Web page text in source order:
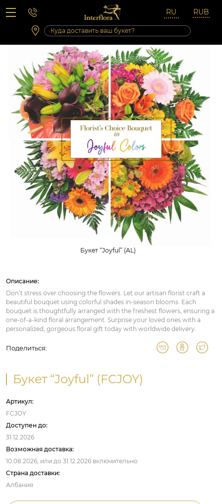
Вопросы-ответы
Сб 10:00 ‐ 14:00
Выходные и праздничные дни
Букет “Joyful” (AL)
Описание:
Don’t stress over choosing the flowers. Let our artisan florist craft a
beautiful bouquet using colorful shades in-season blooms. Each
bouquet is thoughtfully arranged with the freshest flowers, ensuring a
one-of-a-kind floral arrangement. Surprise your loved ones with a
personalized, gorgeous floral gift today with worldwide delivery.
Поделиться:
Букет “Joyful” (FCJOY)
Артикул:
FCJOY
Доступен до:
31.12.2026
Возможная доставка:
10.08.2026, или до 31.12.2026 включительно
Страна доставки:
Албания